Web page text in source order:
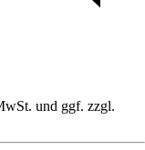
und ggf. zzgl.